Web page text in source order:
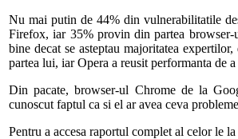
Nu mai putin de 44% din vulnerabilitatile
Firefox, iar 35% provin din partea
bine decat se asteptau majoritatea
partea lui, iar Opera a reusit performanta de
Din pacate, browser-ul Chrome de la
cunoscut faptul ca si el ar avea ceva
Pentru a accesa raportul complet al celor le